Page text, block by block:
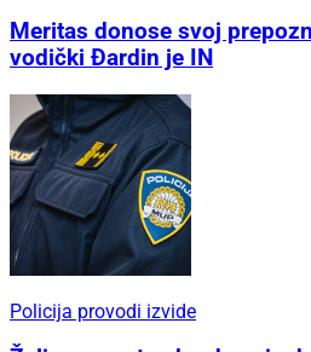
Meritas donose svoj
vodički Đardin je IN
Policija provodi izvide